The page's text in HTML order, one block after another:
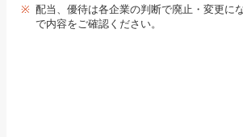
※ 配当、優待は各企業の判断で廃止・変更に
で内容をご確認ください。